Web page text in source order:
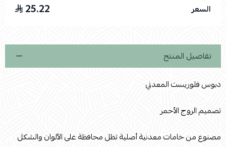
السعر 25.22
تفاصيل المنتج
دبوس فلوريست المعدني
تصميم الروج الأحمر
مصنوع من خامات معدنية أصلية تظل محافظة على الآلوان والشكل